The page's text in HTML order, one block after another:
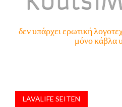
δεν υπάρχει ερωτική
μόνο κάβλα
LAVALIFE SEITEN